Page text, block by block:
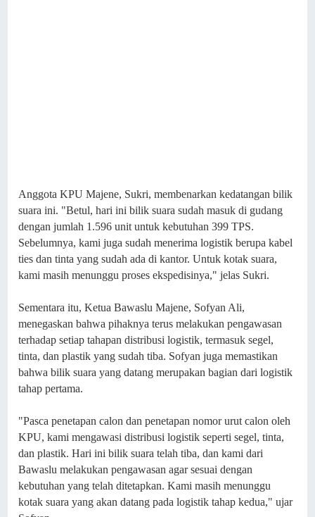
Anggota KPU Majene, Sukri, membenarkan kedatangan bilik
suara ini. "Betul, hari ini bilik suara sudah masuk di gudang
dengan jumlah 1.596 unit untuk kebutuhan 399 TPS.
Sebelumnya, kami juga sudah menerima logistik berupa kabel
ties dan tinta yang sudah ada di kantor. Untuk kotak suara,
kami masih menunggu proses ekspedisinya," jelas Sukri.
Sementara itu, Ketua Bawaslu Majene, Sofyan Ali,
menegaskan bahwa pihaknya terus melakukan pengawasan
terhadap setiap tahapan distribusi logistik, termasuk segel,
tinta, dan plastik yang sudah tiba. Sofyan juga memastikan
bahwa bilik suara yang datang merupakan bagian dari logistik
tahap pertama.
"Pasca penetapan calon dan penetapan nomor urut calon oleh
KPU, kami mengawasi distribusi logistik seperti segel, tinta,
dan plastik. Hari ini bilik suara telah tiba, dan kami dari
Bawaslu melakukan pengawasan agar sesuai dengan
kebutuhan yang telah ditetapkan. Kami masih menunggu
kotak suara yang akan datang pada logistik tahap kedua," ujar